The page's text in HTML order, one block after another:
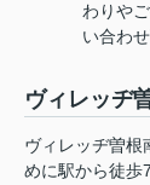
わりや
い合わせ
ヴィレッヂ
ヴィレッヂ曽根
めに駅から徒歩